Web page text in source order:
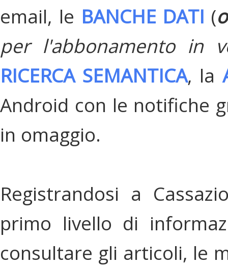
email, le BANCHE DATI (
per l'abbonamento in
RICERCA SEMANTICA, la
Android con le notifiche
in omaggio.
Registrandosi a
primo livello di
consultare gli articoli, le